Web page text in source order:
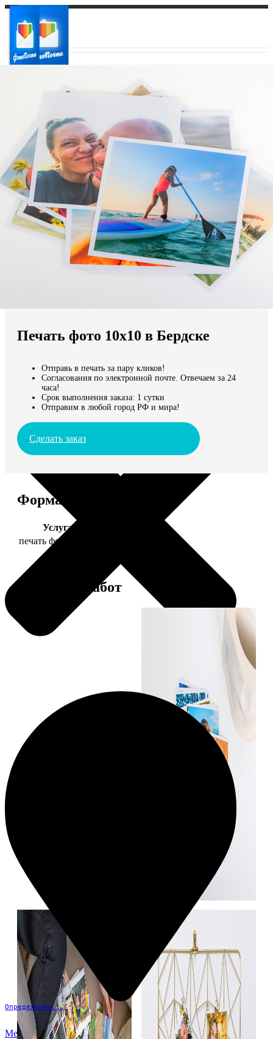
Ваш регион доставки
Выберите из списка:
Мы доставляем по всему миру
Продолжить без города
Определение...
Меню
Печать фото 10х10 в Бердске
Отправь в печать за пару кликов!
Согласования по электронной почте. Отвечаем за 24
часа!
Срок выполнения заказа: 1 сутки
Отправим в любой город РФ и мира!
Сделать заказ
Форматы и цены
Услуга
печать фото 10х10
Примеры работ